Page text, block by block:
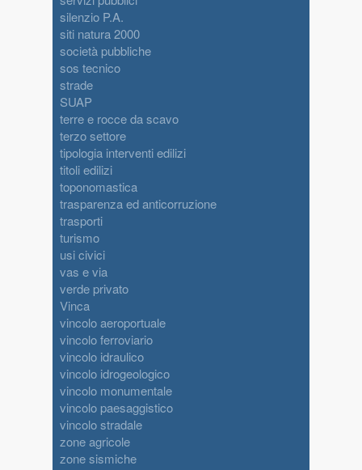
silenzio P.A.
siti natura 2000
società pubbliche
sos tecnico
strade
SUAP
terre e rocce da scavo
terzo settore
tipologia interventi edilizi
titoli edilizi
toponomastica
trasparenza ed anticorruzione
trasporti
turismo
usi civici
vas e via
verde privato
Vinca
vincolo aeroportuale
vincolo ferroviario
vincolo idraulico
vincolo idrogeologico
vincolo monumentale
vincolo paesaggistico
vincolo stradale
zone agricole
zone sismiche